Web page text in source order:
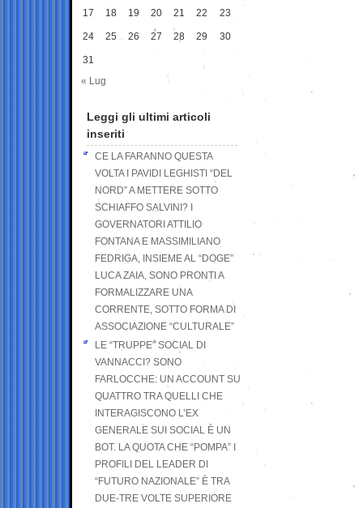
17 18 19 20 21 22 23
24 25 26 27 28 29 30
31
« Lug
Leggi gli ultimi articoli
inseriti
CE LA FARANNO QUESTA
VOLTA I PAVIDI LEGHISTI “DEL
NORD” A METTERE SOTTO
SCHIAFFO SALVINI? I
GOVERNATORI ATTILIO
FONTANA E MASSIMILIANO
FEDRIGA, INSIEME AL “DOGE”
LUCA ZAIA, SONO PRONTI A
FORMALIZZARE UNA
CORRENTE, SOTTO FORMA DI
ASSOCIAZIONE “CULTURALE”
LE “TRUPPE” SOCIAL DI
VANNACCI? SONO
FARLOCCHE: UN ACCOUNT SU
QUATTRO TRA QUELLI CHE
INTERAGISCONO L’EX
GENERALE SUI SOCIAL È UN
BOT. LA QUOTA CHE “POMPA” I
PROFILI DEL LEADER DI
“FUTURO NAZIONALE” È TRA
DUE-TRE VOLTE SUPERIORE